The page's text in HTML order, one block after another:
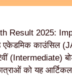
Result 2025:
काउंसिल
(Intermediate)
को यह आर्टिकल